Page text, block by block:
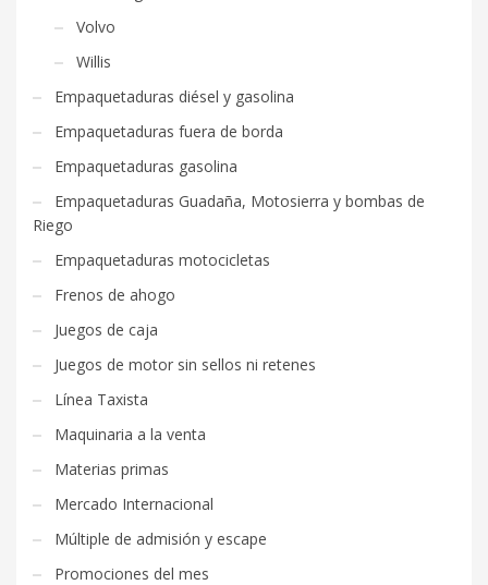
Volvo
Willis
Empaquetaduras diésel y gasolina
Empaquetaduras fuera de borda
Empaquetaduras gasolina
Empaquetaduras Guadaña, Motosierra y bombas de
Riego
Empaquetaduras motocicletas
Frenos de ahogo
Juegos de caja
Juegos de motor sin sellos ni retenes
Línea Taxista
Maquinaria a la venta
Materias primas
Mercado Internacional
Múltiple de admisión y escape
Promociones del mes